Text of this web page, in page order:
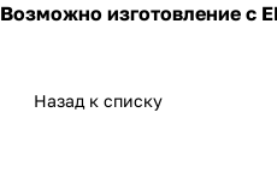
Возможно изготовление с
Назад к списку